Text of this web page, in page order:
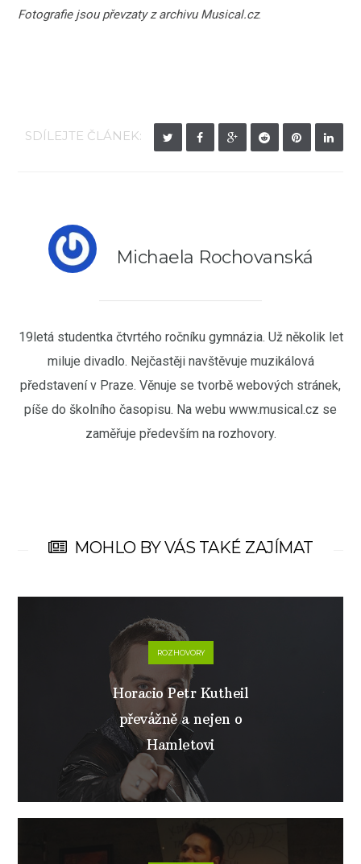
Fotografie jsou převzaty z archivu Musical.cz.
SDÍLEJTE ČLÁNEK:
Michaela Rochovanská
19letá studentka čtvrtého ročníku gymnázia. Už několik let
miluje divadlo. Nejčastěji navštěvuje muzikálová
představení v Praze. Věnuje se tvorbě webových stránek,
píše do školního časopisu. Na webu www.musical.cz se
zaměřuje především na rozhovory.
MOHLO BY VÁS TAKÉ ZAJÍMAT
ROZHOVORY
Horacio Petr Kutheil
převážně a nejen o
Hamletovi